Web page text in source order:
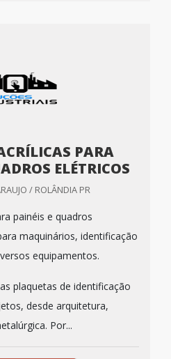
PARA
ELÉTRICOS
/ ROLÂNDIA PR
painéis e quadros
maquinários, identificação
equipamentos.
plaquetas de identificação
desde arquitetura,
Por...